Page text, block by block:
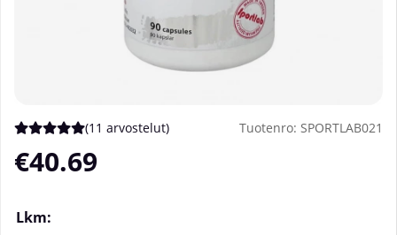
Keskiarvoluokitus 5 / 5 Arvioiden määrä 11
(11 arvostelut) Tuotenro: SPORTLAB021
€40.69
Lkm: